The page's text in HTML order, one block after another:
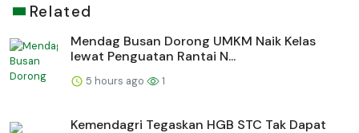
Related
Mendag Busan Dorong UMKM Naik Kelas
lewat Penguatan Rantai N...
5 hours ago 1
Kemendagri Tegaskan HGB STC Tak Dapat